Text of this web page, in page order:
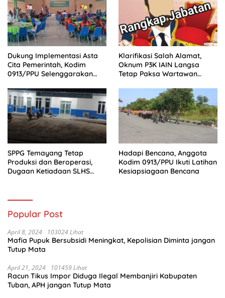
Dukung Implementasi Asta
Cita Pemerintah, Kodim
0913/PPU Selenggarakan
Klarifikasi Salah Alamat,
Oknum P3K IAIN Langsa
Tetap Paksa Wartawan
SPPG Temayang Tetap
Produksi dan Beroperasi,
Dugaan Ketiadaan SLHS
Hadapi Bencana, Anggota
Kodim 0913/PPU Ikuti Latihan
Kesiapsiagaan Bencana
Popular Post
April 8, 2024 103024 Lihat
Mafia Pupuk Bersubsidi Meningkat, Kepolisian Diminta jangan
Tutup Mata
April 21, 2024 101459 Lihat
Racun Tikus Impor Diduga Ilegal Membanjiri Kabupaten
Tuban, APH jangan Tutup Mata